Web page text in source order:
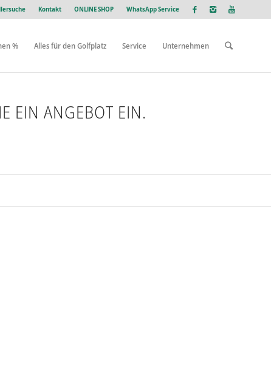
Kontakt ONLINE SHOP WhatsApp Service
% Alles für den Golfplatz Service Unternehmen
EIN ANGEBOT EIN.